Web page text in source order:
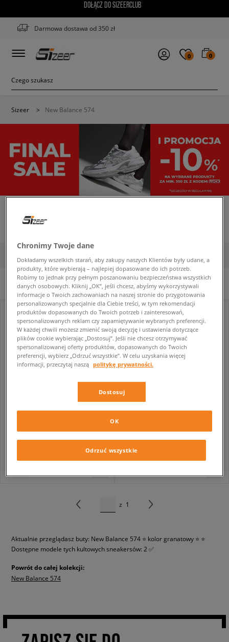
DOŁĄCZ DO SIZEERCLUB
Darmowa dostawa od 350 zł
0 0
Sizeer > New Balance 574
Wybrane filtry: GRANATOWY WYCZYŚĆ FILTRY
399,99 zł
499,99 zł
339,99 zł
499,99 zł
349,99 zł
z 1
Aktualnie przeglądasz buty: New Balance 574 ⭐ kolor granatowy ⭐ ⭐
Dostępne modele tych kultowych sneakersów: 2 ✅
Powrót do całej kolekcji:
New Balance 574
Chronimy Twoje dane
Dokładamy wszelkich starań, aby zakupy naszych Klientów były udane, a
produkty, które wybierają – najlepiej dopasowane do ich potrzeb.
Robimy to jednak przy pełnym poszanowaniu bezpieczeństwa wszystkich
danych osobowych. Kliknij „OK”, jeśli chcesz, abyśmy wykorzystywali
informacje o Twoich zachowaniach na naszej stronie do przygotowania
personalizowanych specjalnie dla Ciebie treści, w tym rekomendacji
produktów dopasowanych do Twoich potrzeb i zainteresowań,
spersonalizowanych reklam czy zapamiętywanie wybranych preferencji.
W każdej chwili możesz zmienić swoją decyzję i ustawienia dotyczące
plików cookie wybierając „Dostosuj”. Jeśli nie chcesz otrzymywać
spersonalizowanej oferty produktów, dopasowanych do Twoich
preferencji, wybierz „Odrzuć wszystkie”. W celu uzyskania więcej
informacji, przeczytaj naszą politykę prywatności.
Dostosuj
Odrzuć wszystkie
OK